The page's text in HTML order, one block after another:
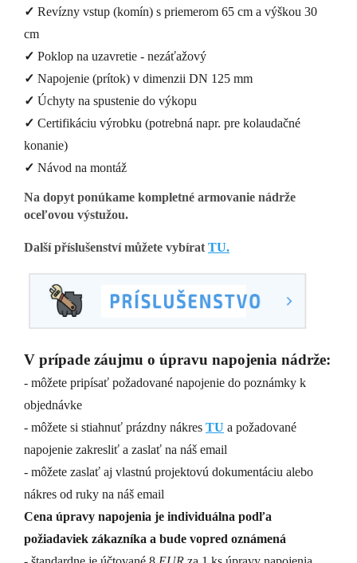
✓ Revízny vstup (komín) s priemerom 65 cm a výškou 30
cm
✓ Poklop na uzavretie - nezáťažový
✓ Napojenie (prítok) v dimenzii DN 125 mm
✓ Úchyty na spustenie do výkopu
✓ Certifikáciu výrobku (potrebná napr. pre kolaudačné
konanie)
✓ Návod na montáž
Na dopyt ponúkame kompletné armovanie nádrže
oceľovou výstužou.
Další příslušenství můžete vybírat TU.
V prípade záujmu o úpravu napojenia nádrže:
- môžete pripísať požadované napojenie do poznámky k
objednávke
- môžete si stiahnuť prázdny nákres TU a požadované
napojenie zakresliť a zaslať na náš email
- môžete zaslať aj vlastnú projektovú dokumentáciu alebo
nákres od ruky na náš email
Cena úpravy napojenia je individuálna podľa
požiadaviek zákazníka a bude vopred oznámená